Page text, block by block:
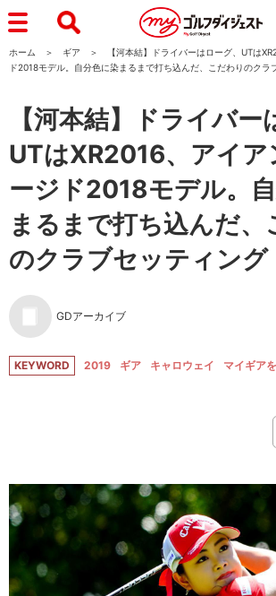
ホーム ギア
【河本結】ドライバーはローグ、UTは
ド2018モデル。自分色に染まるまで打ち込んだ、こだわりのクラ
【河本結】ドライバー
UTはXR2016、アイア
ージド2018モデル。
まるまで打ち込んだ、
のクラブセッティング
GDアーカイブ
KEYWORD 2019 ギア キャロウェイ マイギア